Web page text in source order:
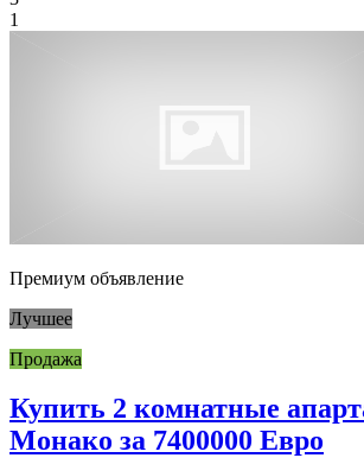
1
Премиум объявление
Лучшее
Продажа
Купить 2 комнатные
Монако за 7400000 Евро